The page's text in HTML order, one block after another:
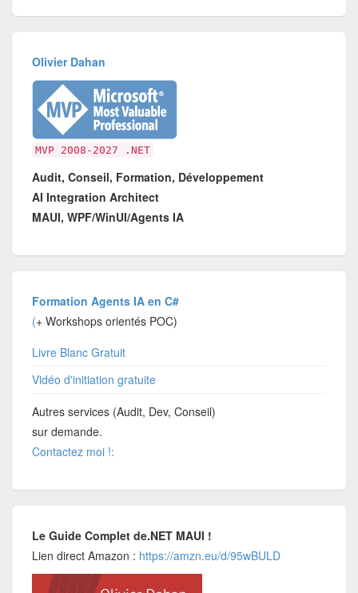
Olivier Dahan
MVP 2008-2027 .NET
Audit, Conseil, Formation, Développement
AI Integration Architect
MAUI, WPF/WinUI/Agents IA
Formation Agents IA en C#
(+ Workshops orientés POC)
Livre Blanc Gratuit
Vidéo d'initiation gratuite
Autres services (Audit, Dev, Conseil)
sur demande.
Contactez moi !:
Le Guide Complet de.NET MAUI !
Lien direct Amazon : https://amzn.eu/d/95wBULD